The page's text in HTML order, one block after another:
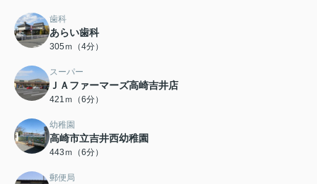
歯科
あらい歯科
305ｍ（4分）
スーパー
ＪＡファーマーズ高崎吉井店
421ｍ（6分）
幼稚園
高崎市立吉井西幼稚園
443ｍ（6分）
郵便局